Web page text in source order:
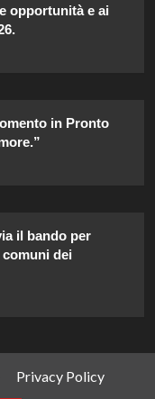
opportunità e ai
in Pronto
il bando per
dei
Privacy Policy